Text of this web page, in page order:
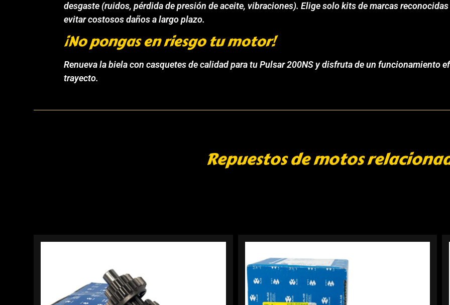
desgaste (ruidos, pérdida de presión de aceite, vibraciones). Elige solo kits de marcas
evitar costosos daños a largo plazo.
¡No pongas en riesgo tu motor!
Renueva la biela con casquetes de calidad para tu Pulsar 200NS y disfruta de un funcionamiento
trayecto.
Repuestos de motos